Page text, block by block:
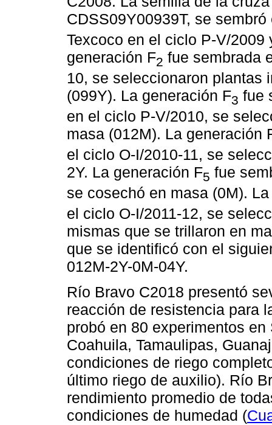
CDSS09Y00939T, se
Texcoco en el ciclo P-V/
generación F2 fue sembrada
10, se seleccionaron plantas
(099Y). La generación F3 fue
en el ciclo P-V/2010, se
masa (012M). La generación
el ciclo O-I/2010-11, se
2Y. La generación F5 fue
se cosechó en masa (0M). La
el ciclo O-I/2011-12, se
mismas que se trillaron en
que se identificó con el
012M-2Y-0M-04Y.
Río Bravo C2018 presentó
reacción de resistencia para
probó en 80 experimentos
Coahuila, Tamaulipas,
condiciones de riego
último riego de auxilio). Río
rendimiento promedio de
condiciones de humedad (